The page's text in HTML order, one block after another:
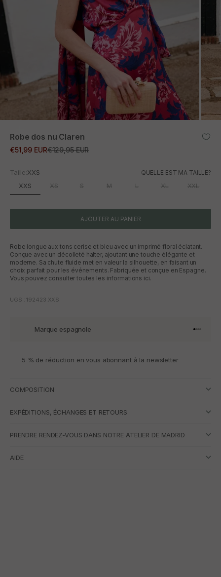
Robe dos nu Claren
Prix promotionnel
€51,99 EURPrix normal
€129,95 EUR
Taille:XXS QUELLE EST MA TAILLE?
XXS XS S M L XL XXL
AJOUTER AU PANIER
Robe longue aux tons cerise et bleu avec un imprimé floral éclatant.
Conçue avec un décolleté halter, ajoutant une touche élégante et
moderne. Sa chute fluide met en valeur la silhouette, en faisant un
choix parfait pour les événements. Fabriquée et conçue en Espagne.
Vous pouvez consulter toutes les informations ici.
UGS : 192423.XXS
Marque espagnole Aller à
Aller à
Aller à
Aller
5 % de réduction en vous abonnant à la newsletter
COMPOSITION
EXPÉDITIONS, ÉCHANGES ET RETOURS
PRENDRE RENDEZ-VOUS DANS NOTRE ATELIER DE MADRID
AIDE